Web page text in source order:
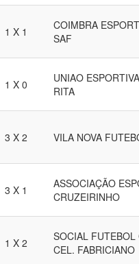
1 X 1
COIMBRA
SAF
1 X 0
UNIAO
RITA
3 X 2 VILA NOVA
3 X 1
ASSOCIAÇÃO
CRUZEIRINHO
1 X 2
SOCIAL FUTEBOL
CEL. FABRICIANO